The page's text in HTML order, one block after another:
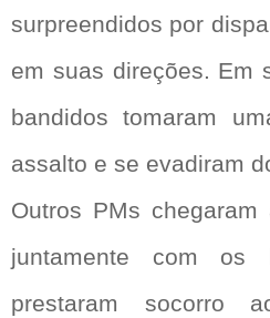
surpreendidos por
em suas direções. Em
bandidos tomaram
assalto e se evadiram
Outros PMs
juntamente com os
prestaram socorro